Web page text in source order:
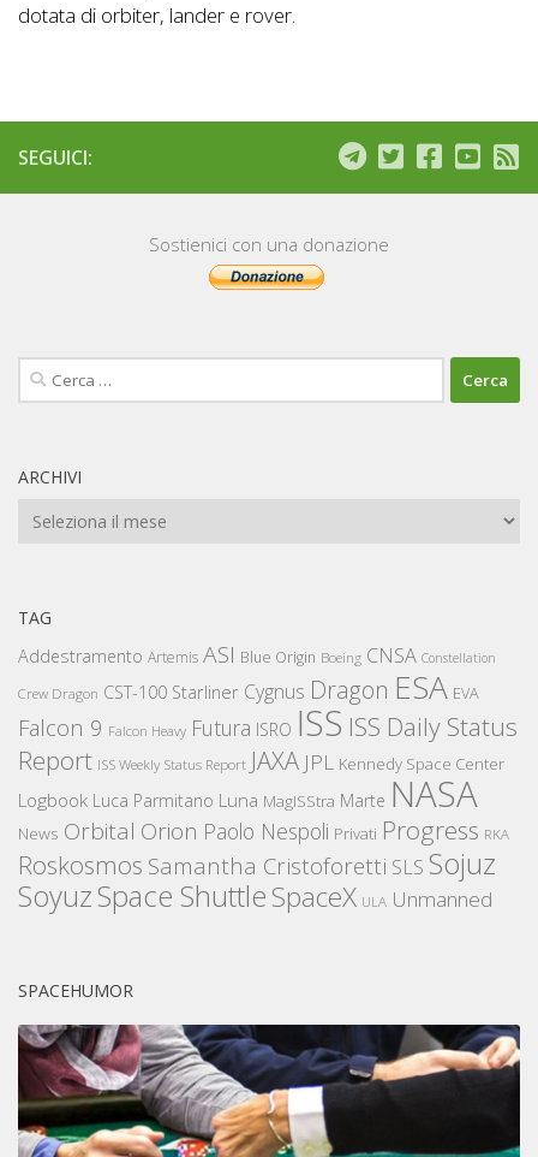
dotata di orbiter, lander e rover.
SEGUICI:
Sostienici con una donazione
Ricerca
per:
ARCHIVI
Archivi
TAG
Addestramento Artemis ASI Blue Origin Boeing CNSA Constellation
Crew Dragon CST-100 Starliner Cygnus Dragon ESA EVA
Falcon 9 Falcon Heavy Futura ISRO ISS ISS Daily Status
Report ISS Weekly Status Report JAXA JPL Kennedy Space Center
Logbook Luca Parmitano Luna MagISStra Marte NASA
News Orbital Orion Paolo Nespoli Privati Progress RKA
Roskosmos Samantha Cristoforetti SLS Sojuz
SoyuzSpace ShuttleSpaceX ULA Unmanned
SPACEHUMOR